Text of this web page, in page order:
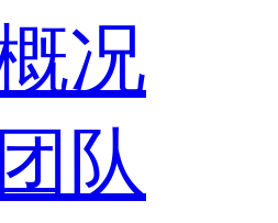
况
队